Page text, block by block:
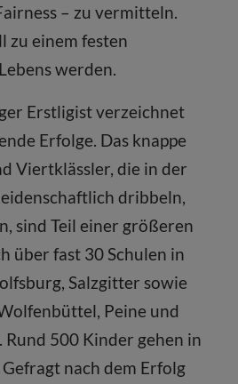
– zu vermitteln.
zu einem festen
werden.
Erstligist verzeichnet
Erfolge. Das knappe
Viertklässler, die in der
dribbeln,
sind Teil einer größeren
über fast 30 Schulen in
Salzgitter sowie
Peine und
500 Kinder gehen in
nach dem Erfolg